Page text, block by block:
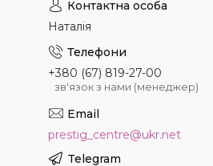
Наталія
+380 (67) 819-27-00
зв'язок з нами (менеджер)
prestig_centre@ukr.net